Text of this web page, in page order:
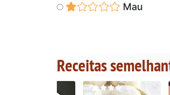
Mau
Receitas